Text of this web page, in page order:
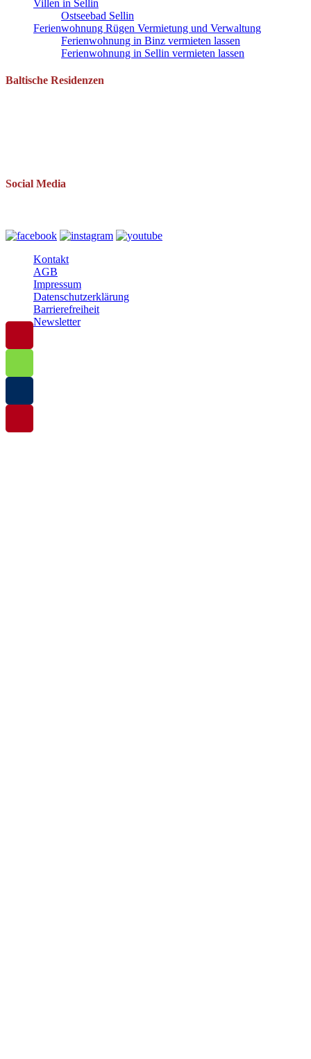
Villen in Sellin
Ostseebad Sellin
Ferienwohnung Rügen Vermietung und Verwaltung
Ferienwohnung in Binz vermieten lassen
Ferienwohnung in Sellin vermieten lassen
Baltische Residenzen
Social Media
Kontakt
AGB
Impressum
Datenschutzerklärung
Barrierefreiheit
Newsletter